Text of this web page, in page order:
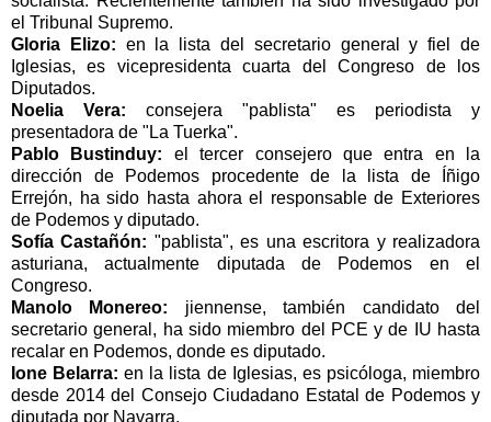
el Tribunal Supremo.
Gloria Elizo: en la lista del secretario general y fiel de
Iglesias, es vicepresidenta cuarta del Congreso de los
Diputados.
Noelia Vera: consejera "pablista" es periodista y
presentadora de "La Tuerka".
Pablo Bustinduy: el tercer consejero que entra en la
dirección de Podemos procedente de la lista de Íñigo
Errejón, ha sido hasta ahora el responsable de Exteriores
de Podemos y diputado.
Sofía Castañón: "pablista", es una escritora y realizadora
asturiana, actualmente diputada de Podemos en el
Congreso.
Manolo Monereo: jiennense, también candidato del
secretario general, ha sido miembro del PCE y de IU hasta
recalar en Podemos, donde es diputado.
Ione Belarra: en la lista de Iglesias, es psicóloga, miembro
desde 2014 del Consejo Ciudadano Estatal de Podemos y
diputada por Navarra.